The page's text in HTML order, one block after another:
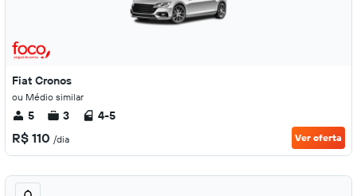
Fiat Cronos
ou Médio similar
5 3 4-5
R$ 110 /dia Ver oferta